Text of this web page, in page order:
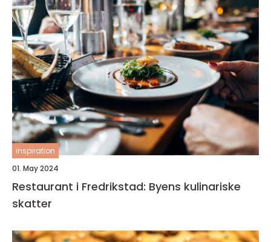
inspiration
01. May 2024
Restaurant i Fredrikstad: Byens kulinariske
skatter